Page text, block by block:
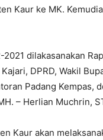
Kaur ke MK.
dilakasanakan
DPRD, Wakil
Padang
– Herlian Muchrin,
Kaur akan